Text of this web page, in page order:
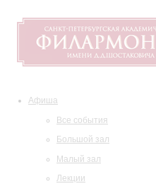
Афиша
Все события
Большой зал
Малый зал
Лекции